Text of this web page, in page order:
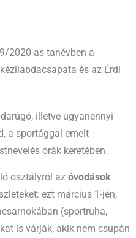
2020-as tanévben a
és az Érdi
illetve ugyanennyi
a sportággal emelt
órák keretében.
osztályról az óvodások
ezt március 1-jén,
(sportruha,
is várják, akik nem csupán